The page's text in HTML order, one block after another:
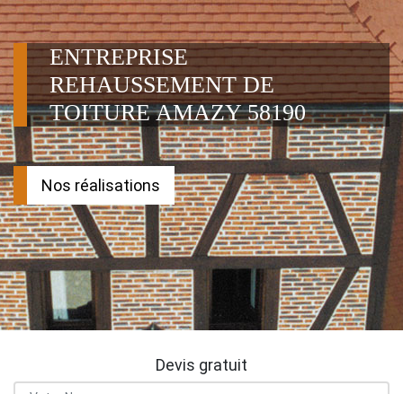
ENTREPRISE
REHAUSSEMENT DE
TOITURE AMAZY 58190
Nos réalisations
Devis gratuit